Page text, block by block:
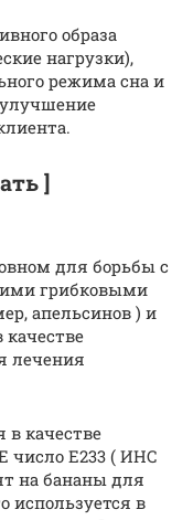
образа
нагрузки),
режима сна и
]
для борьбы с
грибковыми
апельсинов ) и
качестве
лечения
в качестве
число E233 ( ИНС
на бананы для
используется в